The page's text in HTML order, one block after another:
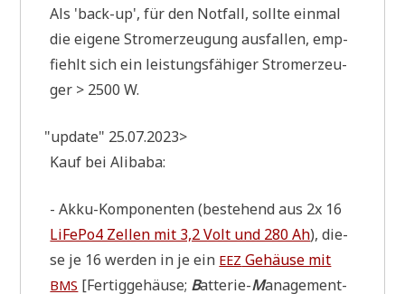
Als 'back-up', für den Not­fall, soll­te ein­mal
die eige­ne Strom­erzeu­gung aus­fal­len, emp­
fiehlt sich ein lei­stungs­fä­hi­ger Strom­erzeu­
ger > 2500 W.
"update" 25.07.2023>
Kauf bei Alibaba:
- Akku-Kom­po­nen­ten (bestehend aus 2x 16
LiFePo4 Zel­len mit 3,2 Volt und 280 Ah), die­
se je 16 wer­den in je ein EEZ Gehäu­se mit
BMS [Fer­tig­ge­häu­se; Batte­rie-Manage­ment-